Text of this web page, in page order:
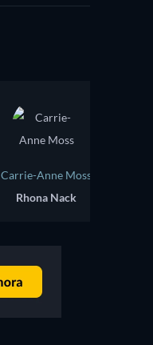
Carrie-Anne Moss
Rhona Nack